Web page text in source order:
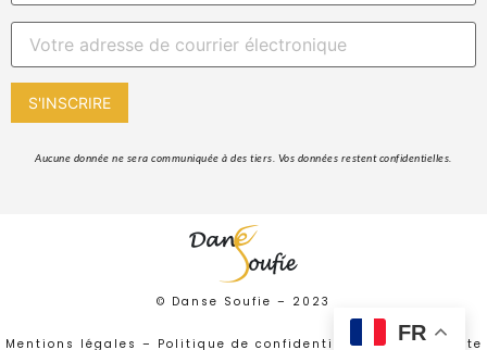
© Danse Soufie – 2023
Mentions légales – Politique de confidentialité – Plan de site
FR